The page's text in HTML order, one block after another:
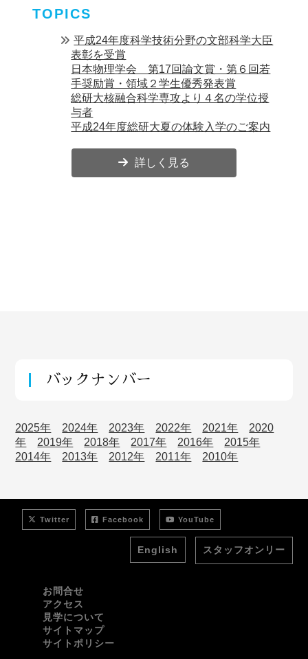
TOPICS
平成24年度科学技術分野の文部科学大臣
表彰を受賞
日本物理学会 第17回論文賞・第６回若
手奨励賞・領域２学生優秀発表賞
総研大核融合科学専攻より４名の学位授
与者
平成24年度総研大夏の体験入学のご案内
詳しく見る
バックナンバー
2025年 2024年 2023年 2022年 2021年
2020
年
2019年 2018年 2017年 2016年
2015年
2014年
2013年 2012年 2011年 2010年
Twitter Facebook YouTube
English スタッフオンリー
お問合せ
アクセス
見学について
サイトマップ
サイトポリシー